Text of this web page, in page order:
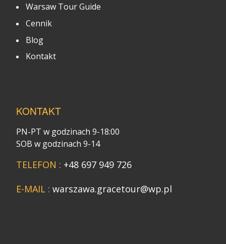
Warsaw Tour Guide
Cennik
Blog
Kontakt
KONTAKT
PN-PT w godzinach 9-18:00
SOB w godzinach 9-14
TELEFON : +48 697 949 726
E-MAIL : warszawa.gracetour@wp.pl